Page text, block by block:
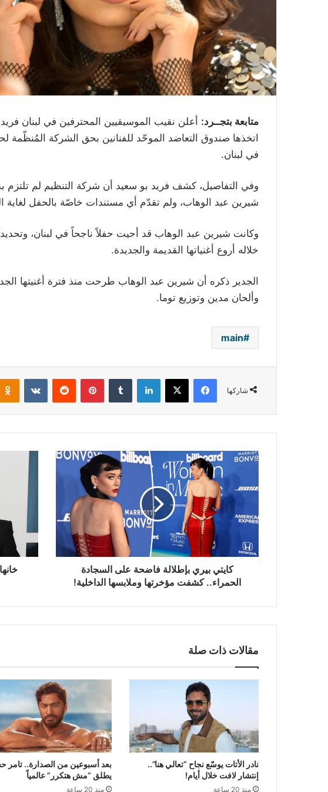
متابعة بتجــرد: أعلن نقيب الموسيقيين المحترفين في لبنان
اتخذها صندوق التعاضد الموحّد للفنانين بحق الشركة المُنظّمة
في لبنان.
وفي التفاصيل، كشف فريد بو سعيد أن شركة التنظيم لم تلتزم
شيرين عبد الوهاب، ولم تقدّم أي مستندات خاصّة بالحفل لغاية
وكانت شيرين عبد الوهاب قد أحيت حفلاً ناجحاً في لبنان،
خلاله أروع أغنياتها القديمة والجديدة.
الجدير ذكره أن شيرين عبد الوهاب طرحت منذ فترة أغنيتها
وألحان مدين وتوزيع توما.
main
شاركها
فيسبوك ‫X لينكدإن بينتيريست
كايتي
فاضحة
السجادة
كشفت
مؤخرتها
وملابسها
الداخلية!
كايتي بيري بإطلالة فاضحة على السجادة
الحمراء.. كشفت مؤخرتها وملابسها الداخلية!
خانها
امرأة
تصغرها
سناً..
بورتمان
تنفصل
عن
مقالات ذات صلة
نادر الأتات يوسّع نجاح “تعالي هنا”..
إنتشار لافت خلال أيام!
منذ 20 ساعة
بعد أسبوعين من الصدارة.. تامر
يطلق “مش هتكرر” عالمياً
منذ 20 ساعة